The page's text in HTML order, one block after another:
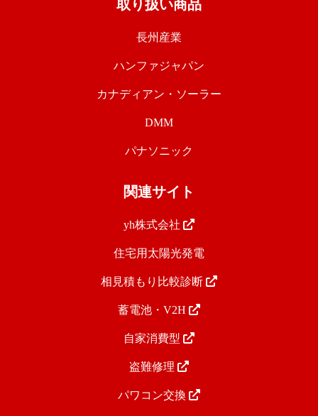
取り扱い商品
長州産業
ハンファジャパン
カナディアン・ソーラー
DMM
パナソニック
関連サイト
yh株式会社
住宅用太陽光発電
相見積もり比較診断
蓄電池・V2H
自家消費型
盗難修理
パワコン交換